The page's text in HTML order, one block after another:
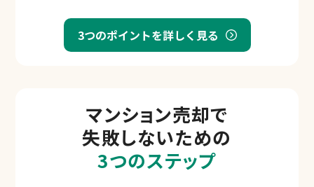
3つのポイントを詳しく見る
マンション売却で
失敗しないための
3つのステップ